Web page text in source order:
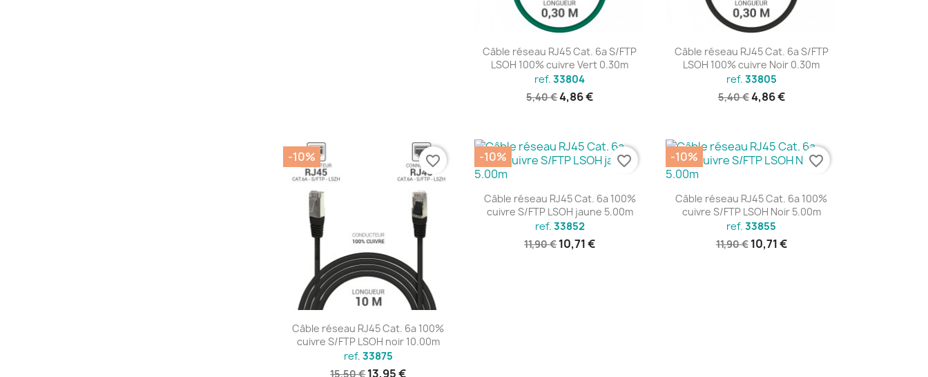
Aperçu rapide
Câble réseau RJ45 Cat. 6a S/FTP
LSOH 100% cuivre Vert 0.30m
ref.33804
5,40 €4,86 €
Aperçu rapide
Câble réseau RJ45 Cat. 6a S/FTP
LSOH 100% cuivre Noir 0.30m
ref. 33805
5,40 €4,86 €
Aperçu rapide
Câble réseau RJ45 Cat. 6a 100%
cuivre S/FTP LSOH noir 10.00m
ref. 33875
15,50 €13,95 €
-10% favorite_border
Aperçu rapide
Câble réseau RJ45 Cat. 6a 100%
cuivre S/FTP LSOH jaune 5.00m
ref. 33852
11,90 €10,71 €
-10% favorite_border
Aperçu rapide
Câble réseau RJ45 Cat. 6a 100%
cuivre S/FTP LSOH Noir 5.00m
ref.33855
11,90 € 10,71 €
-10% favorite_border